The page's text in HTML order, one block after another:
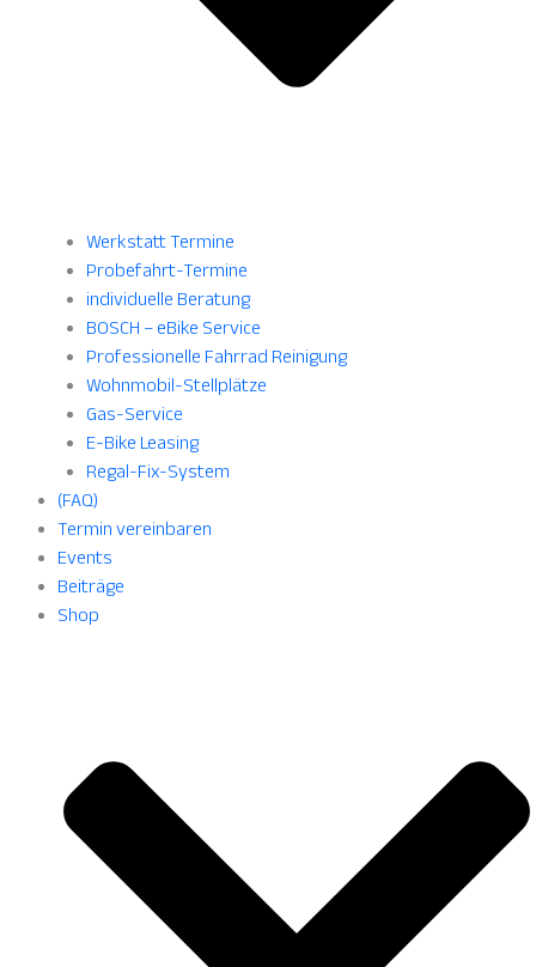
Werkstatt Termine
Probefahrt-Termine
individuelle Beratung
BOSCH – eBike Service
Professionelle Fahrrad Reinigung
Wohnmobil-Stellplätze
Gas-Service
E-Bike Leasing
Regal-Fix-System
(FAQ)
Termin vereinbaren
Events
Beiträge
Shop